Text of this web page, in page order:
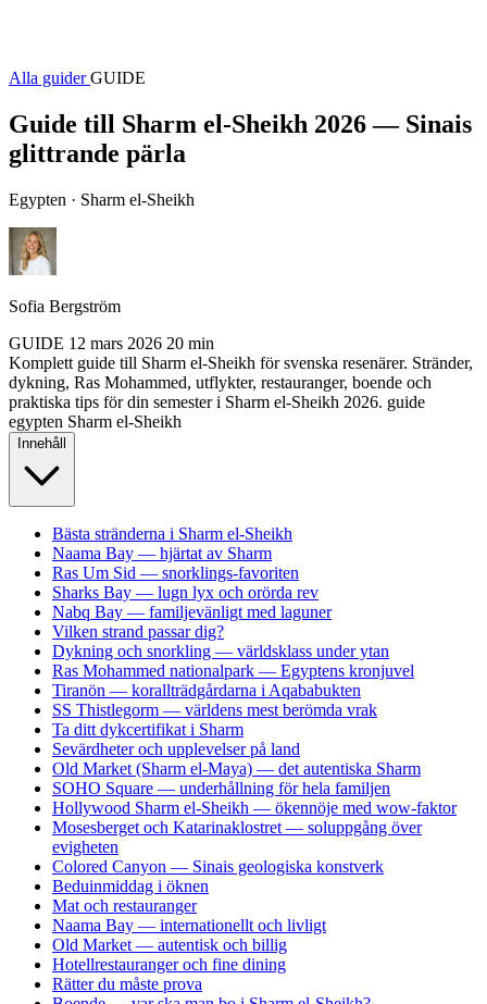
Alla guiderGUIDE
Guide till Sharm el-Sheikh 2026 — Sinais
glittrande pärla
Egypten · Sharm el-Sheikh
Sofia Bergström
GUIDE 12 mars 2026 20 min
Komplett guide till Sharm el-Sheikh för svenska resenärer. Stränder,
dykning, Ras Mohammed, utflykter, restauranger, boende och
praktiska tips för din semester i Sharm el-Sheikh 2026. guide
egypten Sharm el-Sheikh
Innehåll
Bästa stränderna i Sharm el-Sheikh
Naama Bay — hjärtat av Sharm
Ras Um Sid — snorklings-favoriten
Sharks Bay — lugn lyx och orörda rev
Nabq Bay — familjevänligt med laguner
Vilken strand passar dig?
Dykning och snorkling — världsklass under ytan
Ras Mohammed nationalpark — Egyptens kronjuvel
Tiranön — korallträdgårdarna i Aqababukten
SS Thistlegorm — världens mest berömda vrak
Ta ditt dykcertifikat i Sharm
Sevärdheter och upplevelser på land
Old Market (Sharm el-Maya) — det autentiska Sharm
SOHO Square — underhållning för hela familjen
Hollywood Sharm el-Sheikh — ökennöje med wow-faktor
Mosesberget och Katarinaklostret — soluppgång över
evigheten
Colored Canyon — Sinais geologiska konstverk
Beduinmiddag i öknen
Mat och restauranger
Naama Bay — internationellt och livligt
Old Market — autentisk och billig
Hotellrestauranger och fine dining
Rätter du måste prova